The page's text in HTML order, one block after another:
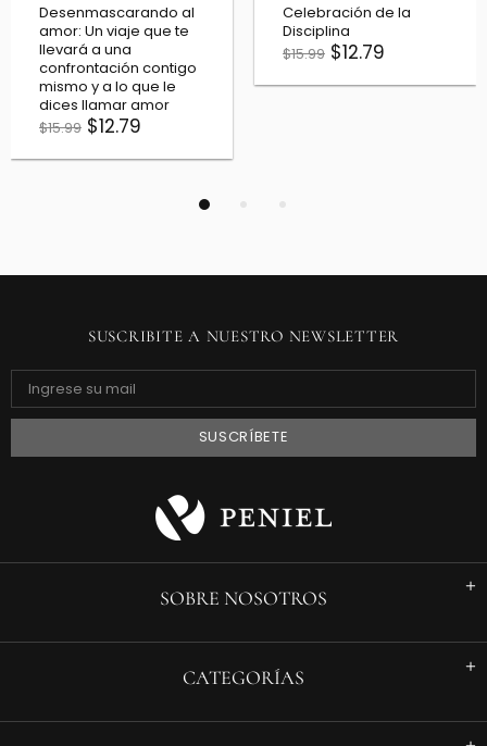
Celebración de la
Disciplina
$15.99
Invisibles - La
de Cristo no es la
ves
SUSCRIBITE A NUESTRO NEWSLETTER
SOBRE NOSOTROS
CATEGORÍAS